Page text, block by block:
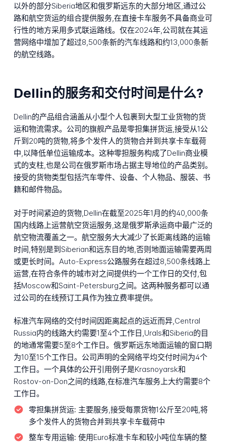
以外的部分Siberia地区和俄罗斯远东的大部分地区,通过公
路和航空货运的组合提供服务,在直接卡车服务不具备商业可
行性的地方采用多式联运路线。仅在2024年,公司就在其运
营网络中增加了超过8,500条新的汽车线路和约13,000条新
的航空线路。
Dellin的服务和交付时间是什么?
Dellin的产品组合涵盖从小型个人包裹到大型工业货物的货
运和物流需求。公司的旗舰产品是零担集拼货运,接受从1公
斤到20吨的货物,将多个发件人的货物合并到共享卡车载荷
中,以降低单位运输成本。这种零担服务构成了Dellin商业模
式的支柱,也是公司在俄罗斯市场占据主导地位的产品类别。
接受的货物类型包括汽车零件、设备、个人物品、服装、书
籍和邮件物品。
对于时间紧迫的货物,Dellin在截至2025年1月的约40,000条
国内线路上运营航空货运服务,这是俄罗斯承运商中最广泛的
航空物流覆盖之一。航空服务大大减少了长距离线路的运输
时间,特别是到Siberian和远东目的地,否则地面运输需要两周
或更长时间。Auto-Express公路服务在超过8,500条线路上
运营,在符合条件的城市对之间提供约一个工作日的交付,包
括Moscow和Saint-Petersburg之间。这两种服务都可以通
过公司的在线预订工具作为独立费率提供。
标准汽车网络的交付时间因距离起点的远近而异,Central
Russia内的线路大约需要1至4个工作日,Urals和Siberia的目
的地通常需要5至8个工作日。俄罗斯远东地面运输的窗口期
为10至15个工作日。公司声明的全网络平均交付时间为4个
工作日。一个具体的公开引用例子是Krasnoyarsk和
Rostov-on-Don之间的线路,在标准汽车服务上大约需要8个
工作日。
零担集拼货运: 主要服务,接受每票货物1公斤至20吨,将
多个发件人的货物合并到共享卡车载荷中
整车专用运输: 使用Euro标准卡车和较小吨位车辆的整